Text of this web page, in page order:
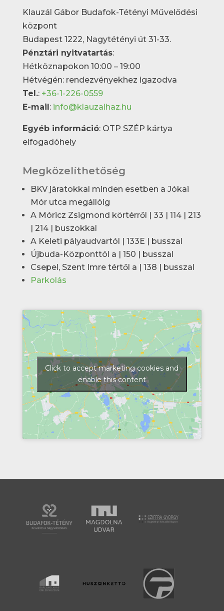
Klauzál Gábor Budafok-Tétényi Művelődési
központ
Budapest 1222, Nagytétényi út 31-33.
Pénztári nyitvatartás:
Hétköznapokon 10:00 – 19:00
Hétvégén: rendezvényekhez igazodva
Tel.: +36-1-226-0559
E-mail: info@klauzalhaz.hu
Egyéb információ: OTP SZÉP kártya
elfogadóhely
Megközelíthetőség
BKV járatokkal minden esetben a Jókai
Mór utca megállóig
A Móricz Zsigmond körtérről | 33 | 114 | 213
| 214 | buszokkal
A Keleti pályaudvartól | 133E | busszal
Újbuda-Központtól a | 150 | busszal
Csepel, Szent Imre tértől a | 138 | busszal
Parkolás
Click to accept marketing cookies and
enable this content